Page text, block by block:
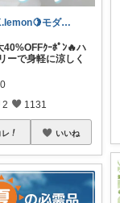
K.lemon🍋モダン+家事楽+🐶
40%OFFｸｰﾎﾟﾝ🔥ハ
ーで身軽に涼しく
2 1131
レ いいね